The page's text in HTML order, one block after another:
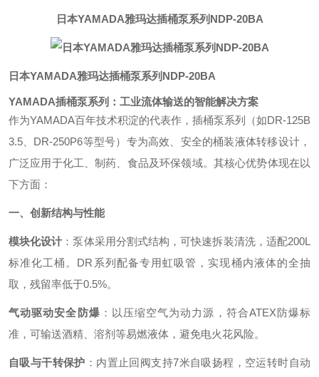
日本YAMADA雅玛达插桶泵系列NDP-20BA
日本YAMADA雅玛达插桶泵系列NDP-20BA
YAMADA插桶泵系列：工业流体输送的智能解决方案
作为YAMADA百年技术积淀的代表作，插桶泵系列（如DR-125B
3.5、DR-250P6等型号）专为高效、安全的桶装液体转移设计，
广泛应用于化工、制药、食品及环保领域。其核心优势体现在以
下方面：
一、创新结构与性能
模块化设计 ：泵体采用分割式结构，可快速拆装清洗，适配200L
标准化工桶。DR系列配备专用虹吸管，实现桶内液体的全抽
取，残留率低于0.5%。
气动驱动安全防爆 ：以压缩空气为动力源，符合ATEX防爆标
准，可输送酒精、溶剂等易燃液体，避免电火花风险。
自吸与干转保护 ：内置止回阀支持7米自吸扬程，空运转时自动